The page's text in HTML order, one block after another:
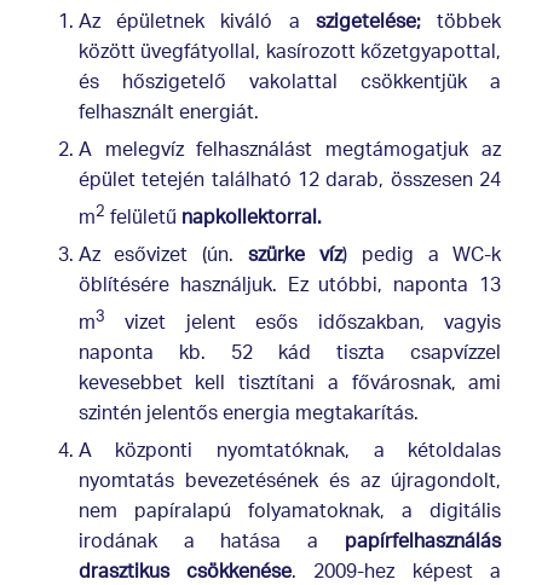
Az épületnek kiváló aszigetelése; többek
között üvegfátyollal, kasírozott kőzetgyapottal,
és hőszigetelő vakolattal csökkentjük a
felhasznált energiát.
A melegvíz felhasználást megtámogatjuk az
épület tetején található 12 darab, összesen 24
m2felületűnapkollektorral.
Az esővizet (ún.szürke víz) pedig a WC-k
öblítésére használjuk. Ez utóbbi, naponta 13
m3 vizet jelent esős időszakban, vagyis
naponta kb. 52 kád tiszta csapvízzel
kevesebbet kell tisztítani a fővárosnak, ami
szintén jelentős energia megtakarítás.
A központi nyomtatóknak, a kétoldalas
nyomtatás bevezetésének és az újragondolt,
nem papíralapú folyamatoknak, a digitális
irodának a hatása a papírfelhasználás
drasztikus csökkenése. 2009-hez képest a